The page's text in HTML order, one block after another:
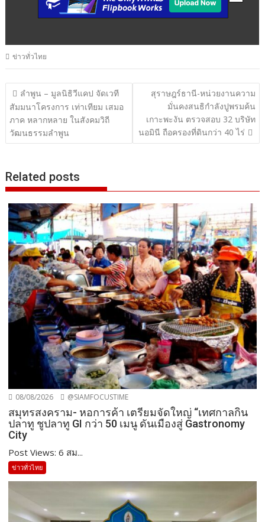
ข่าวทั่วไทย
แนะแนว
เรื่อง
ลำพูน – มูลนิธิวีแคป จัดเวที
สัมมนาโครงการ เท่าเทียม เสมอ
ภาค หลากหลาย ในสังคมวิถี
วัฒนธรรมลำพูน
สุราษฎร์ธานี-หน่วยงานความ
มั่นคงสนธิกำลังปูพรมค้น
เกาะพะงัน ตรวจสอบ 32 บริษัท
นอมินี ถือครองที่ดินกว่า 40 ไร่
Related posts
08/08/2026 @SIAMFOCUSTIME
สมุทรสงคราม- หอการค้า เตรียมจัดใหญ่ “เทศกาลกิน
ปลาทู ชูปลาทู GI กว่า 50 เมนู ดันเมืองสู่ Gastronomy
City
Post Views: 6 สม...
ข่าวทั่วไทย